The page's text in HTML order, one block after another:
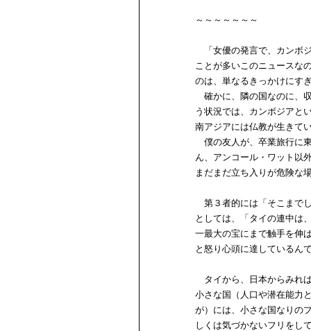
～～～～～～～
「女優の発言で、カンボ
ことが多いこのニュースな
のは、単なるきっかけにす
確かに、隣の国なのに、
う状況では、カンボジアと
南アジアには仏教が生きて
僕の友人が、卒業旅行に
ん、アンコール・ワット以
まだまだ立ち入りが危険な
第３者的には「そこまで
としては、「タイの連中は
一最大の宝にまで触手を伸
と怒り心頭に達しているん
タイから、日本からみれ
小さな国（人口や潜在能力
が）には、小さな国なりの
しくは気づかないフリをし